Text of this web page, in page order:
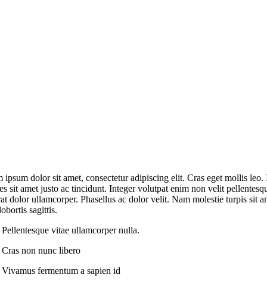
ipsum dolor sit amet, consectetur adipiscing elit. Cras eget mollis leo.
sit amet justo ac tincidunt. Integer volutpat enim non velit
dolor ullamcorper. Phasellus ac dolor velit. Nam molestie turpis sit
sagittis.
Pellentesque vitae ullamcorper nulla.
Cras non nunc libero
Vivamus fermentum a sapien id